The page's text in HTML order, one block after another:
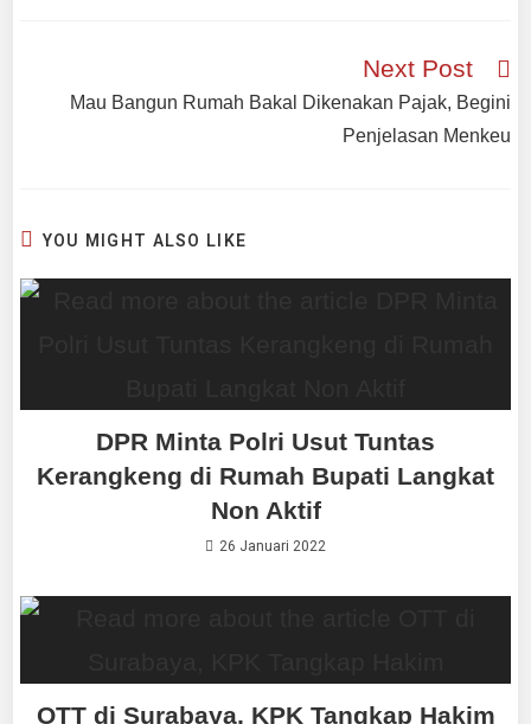
Next Post
Mau Bangun Rumah Bakal Dikenakan Pajak, Begini
Penjelasan Menkeu
YOU MIGHT ALSO LIKE
DPR Minta Polri Usut Tuntas
Kerangkeng di Rumah Bupati Langkat
Non Aktif
26 Januari 2022
OTT di Surabaya, KPK Tangkap Hakim